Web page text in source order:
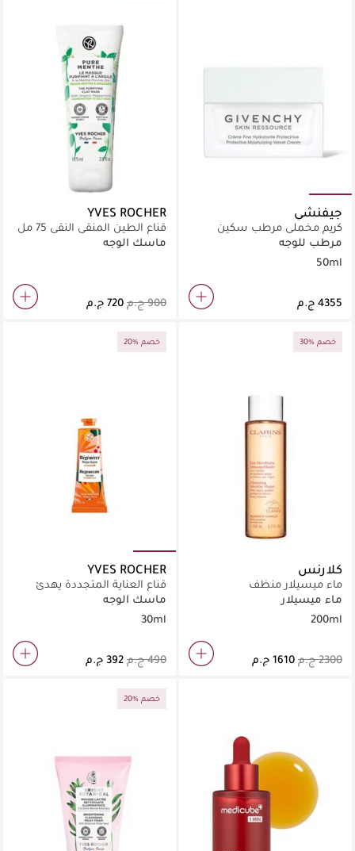
جيفنشي
كريم مخملي مرطب سكين
ريسورس 50مل
مرطب للوجه
50ml
YVES ROCHER
قناع الطين المنقي النقي 75 مل
ماسك الوجه
30% خصم
كلارنس
ماء ميسيلار منظف
ماء ميسيلار
200ml
20% خصم
YVES ROCHER
قناع العناية المتجددة يهدئ
ويدعم البشرة المتهيجة أثناء
ماسك الوجه
30ml
20% خصم